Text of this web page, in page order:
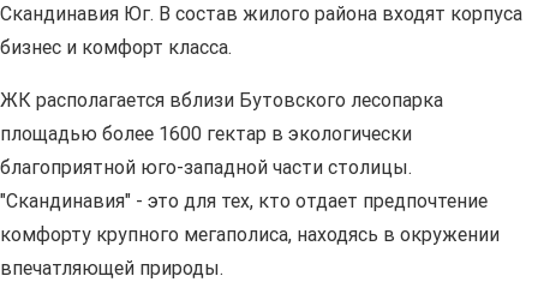
Скандинавия Юг. В состав жилого района входят корпуса
бизнес и комфорт класса.
ЖК располагается вблизи Бутовского лесопарка
площадью более 1600 гектар в экологически
благоприятной юго-западной части столицы.
"Скандинавия" - это для тех, кто отдает предпочтение
комфорту крупного мегаполиса, находясь в окружении
впечатляющей природы.